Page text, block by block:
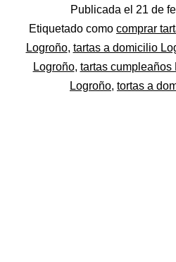
Publicada el 21 de
Categorizado
como
Pastelerías
Etiquetado como comprar
Logroño, tartas a domicilio
Logroño, tartas cumpleaños
Logroño, tortas a